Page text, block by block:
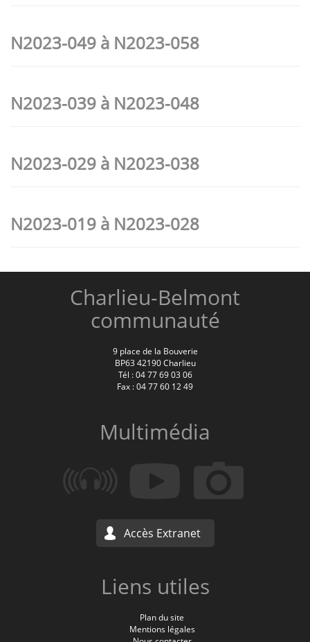
N2023-049 à N2023-058
N2023-039 à N2023-048
N2023-029 à N2023-038
N2023-019 à N2023-028
Charlieu-Belmont
communauté
9 place de la Bouverie
BP63 42190 Charlieu
Tél : 04 77 69 03 06
Fax : 04 77 60 12 49
Multimédia
Accès Extranet
Liens utiles
Plan du site
Mentions légales